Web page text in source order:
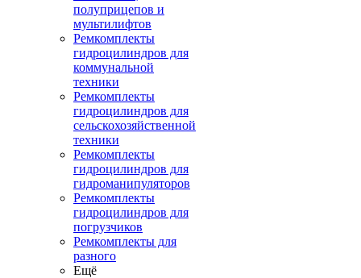
полуприцепов и
мультилифтов
Ремкомплекты
гидроцилиндров для
коммунальной
техники
Ремкомплекты
гидроцилиндров для
сельскохозяйственной
техники
Ремкомплекты
гидроцилиндров для
гидроманипуляторов
Ремкомплекты
гидроцилиндров для
погрузчиков
Ремкомплекты для
разного
Ещё